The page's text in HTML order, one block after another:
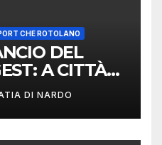
CHE ROTOLANO
DEL
A CITTÀ
UMBRI
DI NARDO